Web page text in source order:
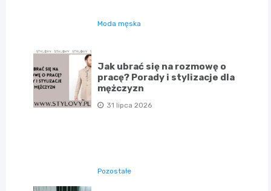
Moda męska
Jak ubrać się na rozmowę o
pracę? Porady i stylizacje dla
mężczyzn
31 lipca 2026
Pozostałe